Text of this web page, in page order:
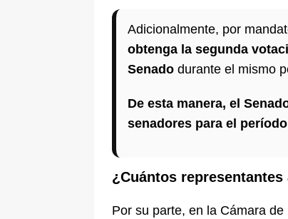
Adicionalmente, por
obtenga la segunda
Senado durante el mismo
De esta manera, el
senadores para el período
¿Cuántos
Por su parte, en la Cámara